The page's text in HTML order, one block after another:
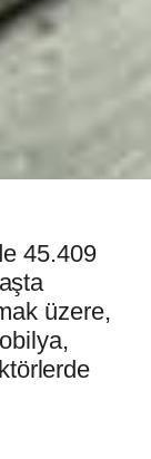
45.409
üzere,